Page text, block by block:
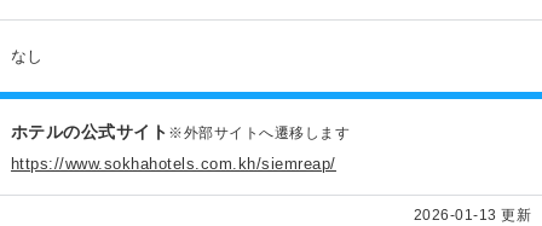
なし
ホテルの公式サイト ※外部サイトへ遷移します
https://www.sokhahotels.com.kh/siemreap/
2026-01-13 更新